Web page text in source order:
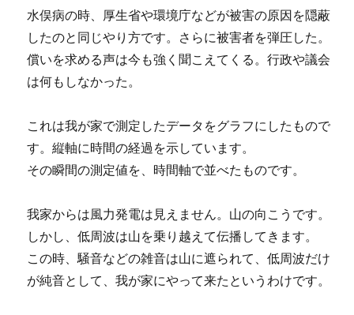
水俣病の時、厚生省や環境庁などが被害の原因を隠蔽
したのと同じやり方です。さらに被害者を弾圧した。
償いを求める声は今も強く聞こえてくる。行政や議会
は何もしなかった。
これは我が家で測定したデータをグラフにしたもので
す。縦軸に時間の経過を示しています。
その瞬間の測定値を、時間軸で並べたものです。
我家からは風力発電は見えません。山の向こうです。
しかし、低周波は山を乗り越えて伝播してきます。
この時、騒音などの雑音は山に遮られて、低周波だけ
が純音として、我が家にやって来たというわけです。